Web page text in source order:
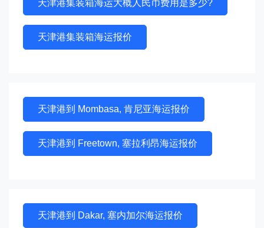
天津港集装箱海运大概人民币费用是多少?
天津港集装箱海运报价
天津港到 Mombasa, 肯尼亚海运报价
天津港到 Freetown, 塞拉利昂海运报价
天津港到 Dakar, 塞内加尔海运报价